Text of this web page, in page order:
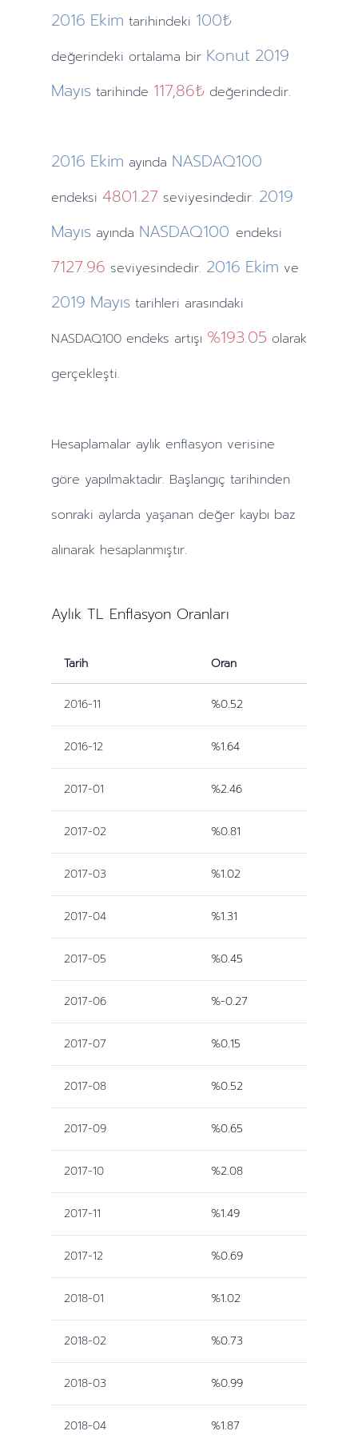
2016 Ekim tarihindeki 100₺
değerindeki ortalama bir Konut 2019
Mayıs tarihinde 117,86₺ değerindedir.
2016 Ekim ayında NASDAQ100
endeksi 4801.27 seviyesindedir. 2019
Mayıs ayında NASDAQ100 endeksi
7127.96 seviyesindedir. 2016 Ekim ve
2019 Mayıs tarihleri arasındaki
NASDAQ100 endeks artışı %193.05 olarak
gerçekleşti.
Hesaplamalar aylık enflasyon verisine
göre yapılmaktadır. Başlangıç tarihinden
sonraki aylarda yaşanan değer kaybı baz
alınarak hesaplanmıştır.
Aylık TL Enflasyon Oranları
Tarih Oran
2016-11 %0.52
2016-12 %1.64
2017-01 %2.46
2017-02 %0.81
2017-03 %1.02
2017-04 %1.31
2017-05 %0.45
2017-06 %-0.27
2017-07 %0.15
2017-08 %0.52
2017-09 %0.65
2017-10 %2.08
2017-11 %1.49
2017-12 %0.69
2018-01 %1.02
2018-02 %0.73
2018-03 %0.99
2018-04 %1.87